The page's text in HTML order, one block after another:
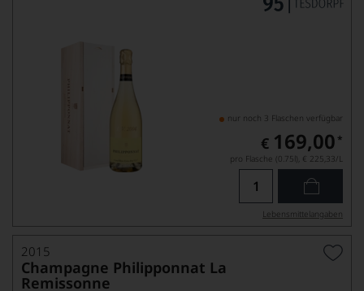
nur noch 3 Flaschen verfügbar
€ 169,00 *
pro Flasche (0.75l), € 225,33/L
Lebensmittel­angaben
2015
Champagne Philipponnat La
Remissonne